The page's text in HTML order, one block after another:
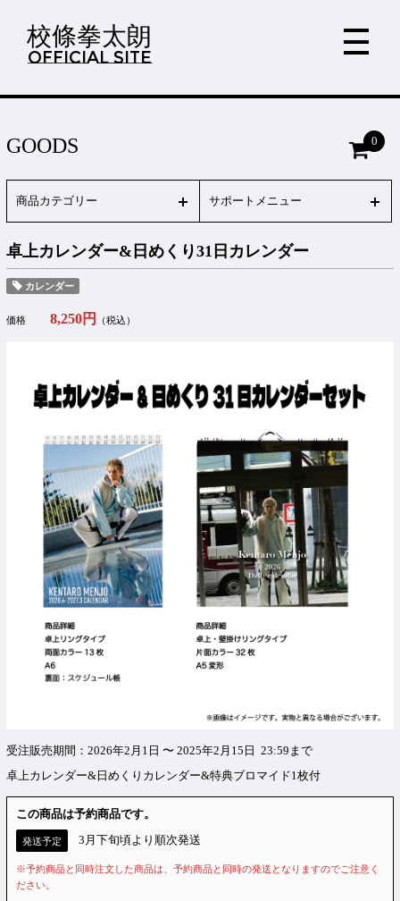
校條拳太朗
OFFICIAL SITE
GOODS 0
商品カテゴリー サポートメニュー
卓上カレンダー&日めくり31日カレンダー
カレンダー
価格 8,250円 （税込）
受注販売期間：2026年2月1日 〜 2025年2月15日 23:59まで
卓上カレンダー&日めくりカレンダー&特典ブロマイド1枚付
この商品は予約商品です。
発送予定 3月下旬頃より順次発送
※予約商品と同時注文した商品は、予約商品と同時の発送となりますのでご注意く
ださい。